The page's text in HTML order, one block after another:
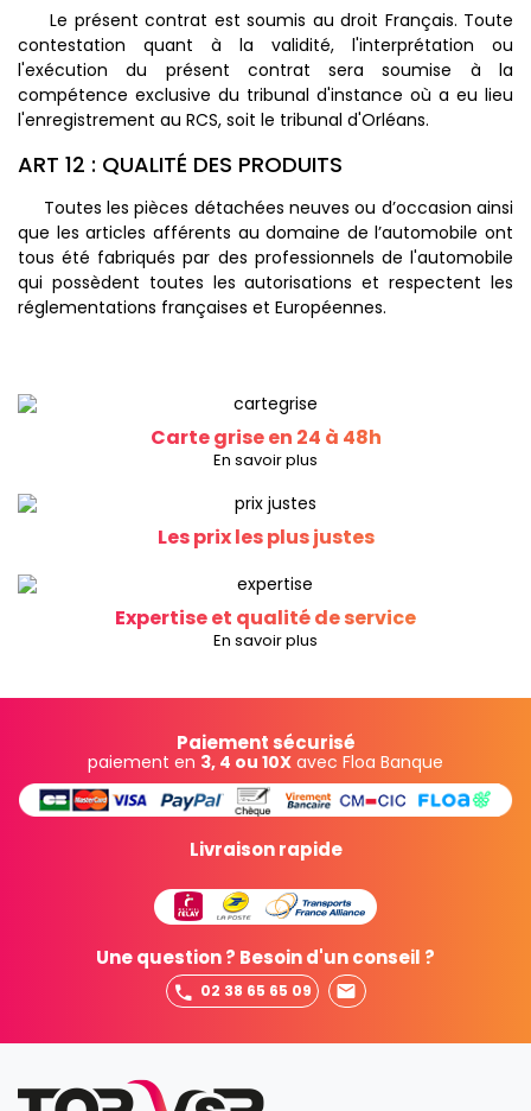
Le présent contrat est soumis au droit Français. Toute
contestation quant à la validité, l'interprétation ou
l'exécution du présent contrat sera soumise à la
compétence exclusive du tribunal d'instance où a eu lieu
l'enregistrement au RCS, soit le tribunal d'Orléans.
ART 12 : QUALITÉ DES PRODUITS
Toutes les pièces détachées neuves ou d’occasion ainsi
que les articles afférents au domaine de l’automobile ont
tous été fabriqués par des professionnels de l'automobile
qui possèdent toutes les autorisations et respectent les
réglementations françaises et Européennes.
Carte grise en 24 à 48h
En savoir plus
Les prix les plus justes
Expertise et qualité de service
En savoir plus
Paiement sécurisé
paiement en 3, 4 ou 10X avec Floa Banque
Livraison rapide
Une question ? Besoin d'un conseil ?
02 38 65 65 09